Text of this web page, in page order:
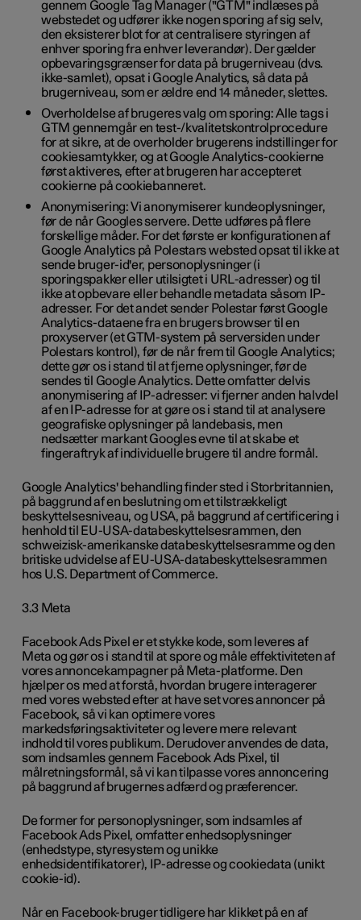
gennem Google Tag Manager ("GTM" indlæses på
webstedet og udfører ikke nogen sporing af sig selv,
den eksisterer blot for at centralisere styringen af
enhver sporing fra enhver leverandør). Der gælder
opbevaringsgrænser for data på brugerniveau (dvs.
ikke-samlet), opsat i Google Analytics, så data på
brugerniveau, som er ældre end 14 måneder, slettes.
Overholdelse af brugeres valg om sporing: Alle tags i
GTM gennemgår en test-/kvalitetskontrolprocedure
for at sikre, at de overholder brugerens indstillinger for
cookiesamtykker, og at Google Analytics-cookierne
først aktiveres, efter at brugeren har accepteret
cookierne på cookiebanneret.
Anonymisering: Vi anonymiserer kundeoplysninger,
før de når Googles servere. Dette udføres på flere
forskellige måder. For det første er konfigurationen af
Google Analytics på Polestars websted opsat til ikke at
sende bruger-id'er, personoplysninger (i
sporingspakker eller utilsigtet i URL-adresser) og til
ikke at opbevare eller behandle metadata såsom IP-
adresser. For det andet sender Polestar først Google
Analytics-dataene fra en brugers browser til en
proxyserver (et GTM-system på serversiden under
Polestars kontrol), før de når frem til Google Analytics;
dette gør os i stand til at fjerne oplysninger, før de
sendes til Google Analytics. Dette omfatter delvis
anonymisering af IP-adresser: vi fjerner anden halvdel
af en IP-adresse for at gøre os i stand til at analysere
geografiske oplysninger på landebasis, men
nedsætter markant Googles evne til at skabe et
fingeraftryk af individuelle brugere til andre formål.
Google Analytics' behandling finder sted i Storbritannien,
på baggrund af en beslutning om et tilstrækkeligt
beskyttelsesniveau, og USA, på baggrund af certificering i
henhold til EU-USA-databeskyttelsesrammen, den
schweizisk-amerikanske databeskyttelsesramme og den
britiske udvidelse af EU-USA-databeskyttelsesrammen
hos U.S. Department of Commerce.
3.3 Meta
Facebook Ads Pixel er et stykke kode, som leveres af
Meta og gør os i stand til at spore og måle effektiviteten af
vores annoncekampagner på Meta-platforme. Den
hjælper os med at forstå, hvordan brugere interagerer
med vores websted efter at have set vores annoncer på
Facebook, så vi kan optimere vores
markedsføringsaktiviteter og levere mere relevant
indhold til vores publikum. Derudover anvendes de data,
som indsamles gennem Facebook Ads Pixel, til
målretningsformål, så vi kan tilpasse vores annoncering
på baggrund af brugernes adfærd og præferencer.
De former for personoplysninger, som indsamles af
Facebook Ads Pixel, omfatter enhedsoplysninger
(enhedstype, styresystem og unikke
enhedsidentifikatorer), IP-adresse og cookiedata (unikt
cookie-id).
Når en Facebook-bruger tidligere har klikket på en af